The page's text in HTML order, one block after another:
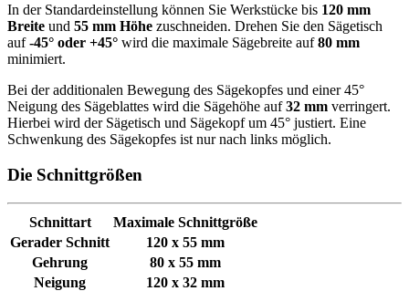
In der Standardeinstellung können Sie Werkstücke bis 120 mm
Breite und 55 mm Höhe zuschneiden. Drehen Sie den Sägetisch
auf-45° oder +45° wird die maximale Sägebreite auf80 mm
minimiert.
Bei der additionalen Bewegung des Sägekopfes und einer 45°
Neigung des Sägeblattes wird die Sägehöhe auf32 mm verringert.
Hierbei wird der Sägetisch und Sägekopf um 45° justiert. Eine
Schwenkung des Sägekopfes ist nur nach links möglich.
Die Schnittgrößen
Schnittart
Maximale Schnittgröße
Gerader Schnitt
120 x 55 mm
Gehrung
80 x 55 mm
Neigung
120 x 32 mm